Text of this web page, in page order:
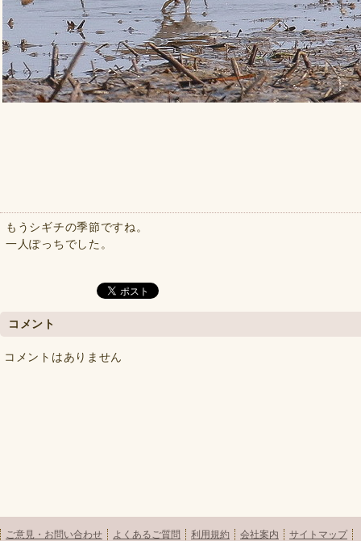
もうシギチの季節ですね。
一人ぽっちでした。
コメント
コメントはありません
ご意見・お問い合わせ よくあるご質問 利用規約 会社案内 サイトマップ